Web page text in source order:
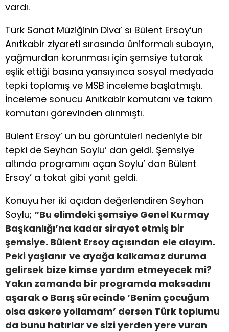
vardı.
Türk Sanat Müziğinin Diva’ sı Bülent Ersoy’un
Anıtkabir ziyareti sırasında üniformalı subayın,
yağmurdan korunması için şemsiye tutarak
eşlik ettiği basına yansıyınca sosyal medyada
tepki toplamış ve MSB inceleme başlatmıştı.
İnceleme sonucu Anıtkabir komutanı ve takım
komutanı görevinden alınmıştı.
Bülent Ersoy’ un bu görüntüleri nedeniyle bir
tepki de Seyhan Soylu’ dan geldi. Şemsiye
altında programını açan Soylu’ dan Bülent
Ersoy’ a tokat gibi yanıt geldi.
Konuyu her iki açıdan değerlendiren Seyhan
Soylu; “Bu elimdeki şemsiye Genel Kurmay
Başkanlığı’na kadar sirayet etmiş bir
şemsiye. Bülent Ersoy açısından ele alayım.
Peki yaşlanır ve ayağa kalkamaz duruma
gelirsek bize kimse yardım etmeyecek mi?
Yakın zamanda bir programda maksadını
aşarak o Barış sürecinde ‘Benim çocuğum
olsa askere yollamam’ dersen Türk toplumu
da bunu hatırlar ve sizi yerden yere vuran